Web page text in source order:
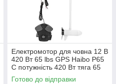
Електромотор для човна 12 В
420 Вт 65 lbs GPS Haibo P65
C потужність 420 Вт тяга 65
lbs
Готово до відправки